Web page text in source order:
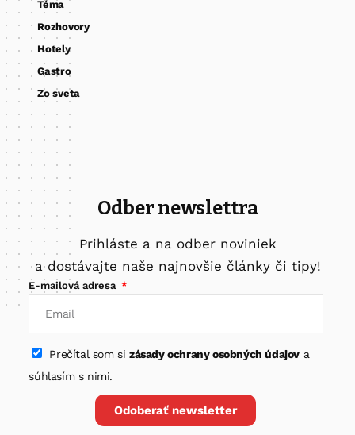
Téma
Rozhovory
Hotely
Gastro
Zo sveta
Odber newslettra
Prihláste a na odber noviniek
a dostávajte naše najnovšie články či tipy!
E-mailová adresa
Prečítal som si zásady ochrany osobných údajova
súhlasím s nimi.
Odoberať newsletter